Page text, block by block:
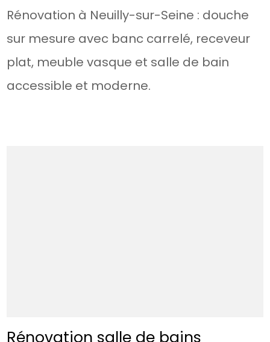
Rénovation à Neuilly-sur-Seine : douche
sur mesure avec banc carrelé, receveur
plat, meuble vasque et salle de bain
accessible et moderne.
Rénovation salle de bains